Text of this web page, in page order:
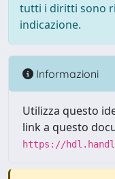
tutti i diritti sono
indicazione.
Informazioni
Utilizza questo
link a questo
https://